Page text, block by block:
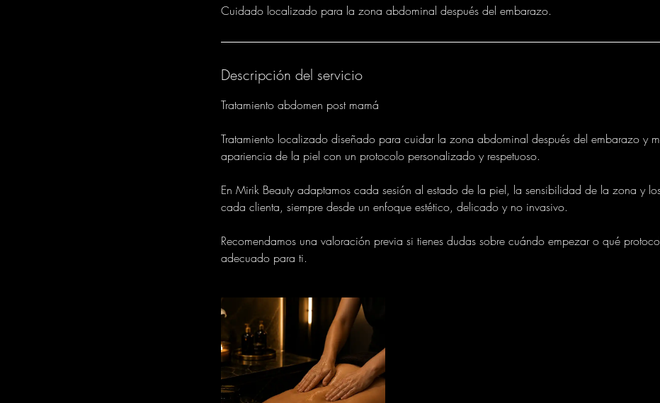
Cuidado localizado para la zona abdominal después del embarazo.
Descripción del servicio
Tratamiento abdomen post mamá
Tratamiento localizado diseñado para cuidar la zona abdominal después del embarazo y
apariencia de la piel con un protocolo personalizado y respetuoso.
En Mirik Beauty adaptamos cada sesión al estado de la piel, la sensibilidad de la zona y
cada clienta, siempre desde un enfoque estético, delicado y no invasivo.
Recomendamos una valoración previa si tienes dudas sobre cuándo empezar o qué
adecuado para ti.